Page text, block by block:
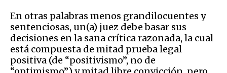
En otras palabras menos grandilocuentes y
sentenciosas, un(a) juez debe basar sus
decisiones en la sana crítica razonada, la cual
está compuesta de mitad prueba legal
positiva (de “positivismo”, no de